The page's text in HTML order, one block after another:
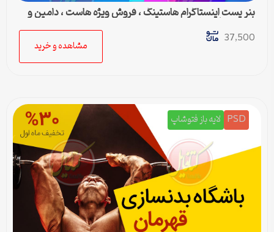
بنر پست اینستاگرام هاستینگ ، فروش ویژه هاست ، دامین و
سرور مجازی
37,500
مشاهده و خرید
PSD لایه باز فتوشاپ